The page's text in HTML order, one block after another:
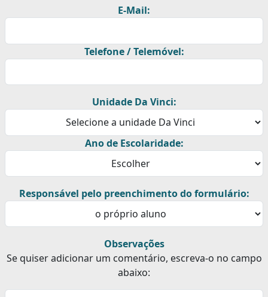
E-Mail:
Telefone / Telemóvel:
Unidade Da Vinci:
Ano de Escolaridade:
Responsável pelo preenchimento do formulário:
Observações
Se quiser adicionar um comentário, escreva-o no campo
abaixo: